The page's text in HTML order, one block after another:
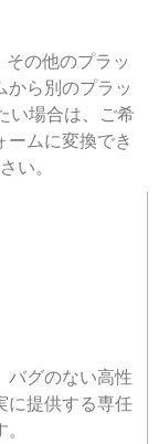
の他のプラッ
から別のプラッ
い場合は、ご希
ムに変換でき
い。
バグのない高性
に提供する専任